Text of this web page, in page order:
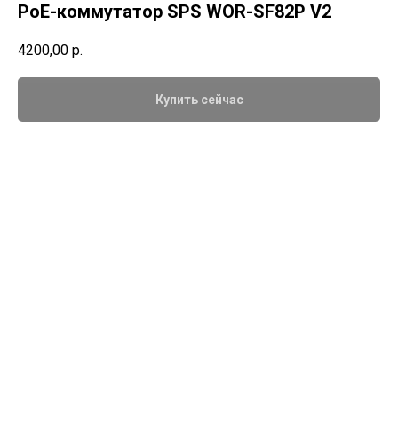
PoE-коммутатор SPS WOR-SF82P V2
4200,00 р.
Купить сейчас